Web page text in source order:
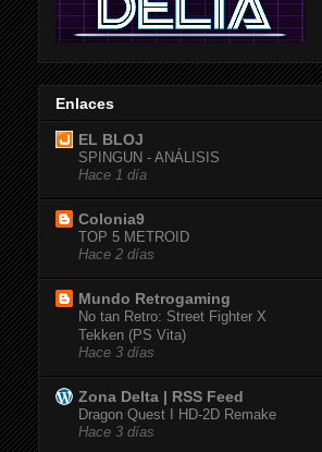
Enlaces
EL BLOJ
SPINGUN - ANÁLISIS
Hace 1 día
Colonia9
TOP 5 METROID
Hace 2 días
Mundo Retrogaming
No tan Retro: Street Fighter X
Tekken (PS Vita)
Hace 3 días
Zona Delta | RSS Feed
Dragon Quest I HD-2D Remake
Hace 3 días